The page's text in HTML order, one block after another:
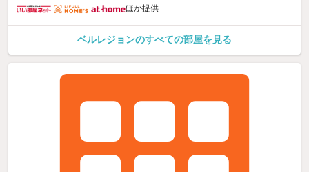
ほか提供
ベルレジョンのすべての部屋を見る